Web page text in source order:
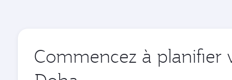
Commencez à planifier
Ville